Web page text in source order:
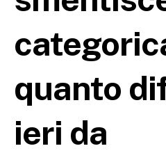
quanto
ieri da